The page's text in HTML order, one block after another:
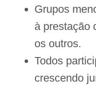
Grupos
à prestação
os outros.
Todos
crescendo